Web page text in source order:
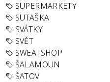
SUPERMARKETY
SUTAŠKA
SVÁTKY
SVĚT
SWEATSHOP
ŠALAMOUN
ŠATOV